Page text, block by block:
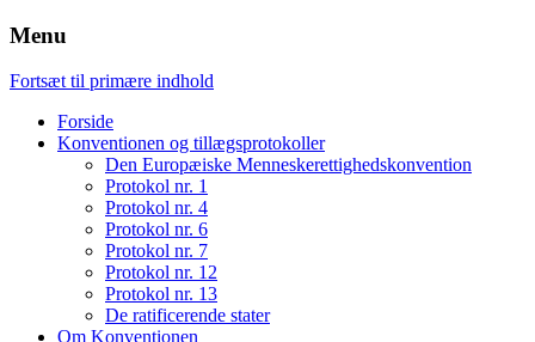
Menu
Fortsæt til primære indhold
Forside
Konventionen og tillægsprotokoller
Den Europæiske Menneskerettighedskonvention
Protokol nr. 1
Protokol nr. 4
Protokol nr. 6
Protokol nr. 7
Protokol nr. 12
Protokol nr. 13
De ratificerende stater
Om Konventionen